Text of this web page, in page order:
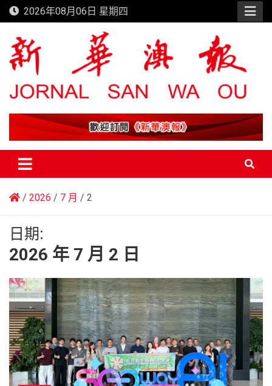
Skip
to
content
2026年08月06日 星期四
新華澳報
2026 7 月 2
日期:
2026 年 7 月 2 日